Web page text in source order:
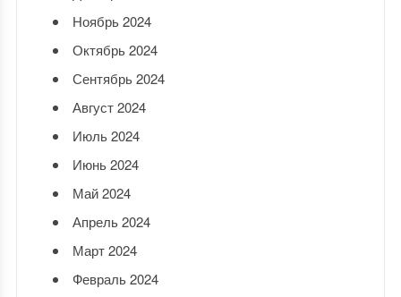
Ноябрь 2024
Октябрь 2024
Сентябрь 2024
Август 2024
Июль 2024
Июнь 2024
Май 2024
Апрель 2024
Март 2024
Февраль 2024